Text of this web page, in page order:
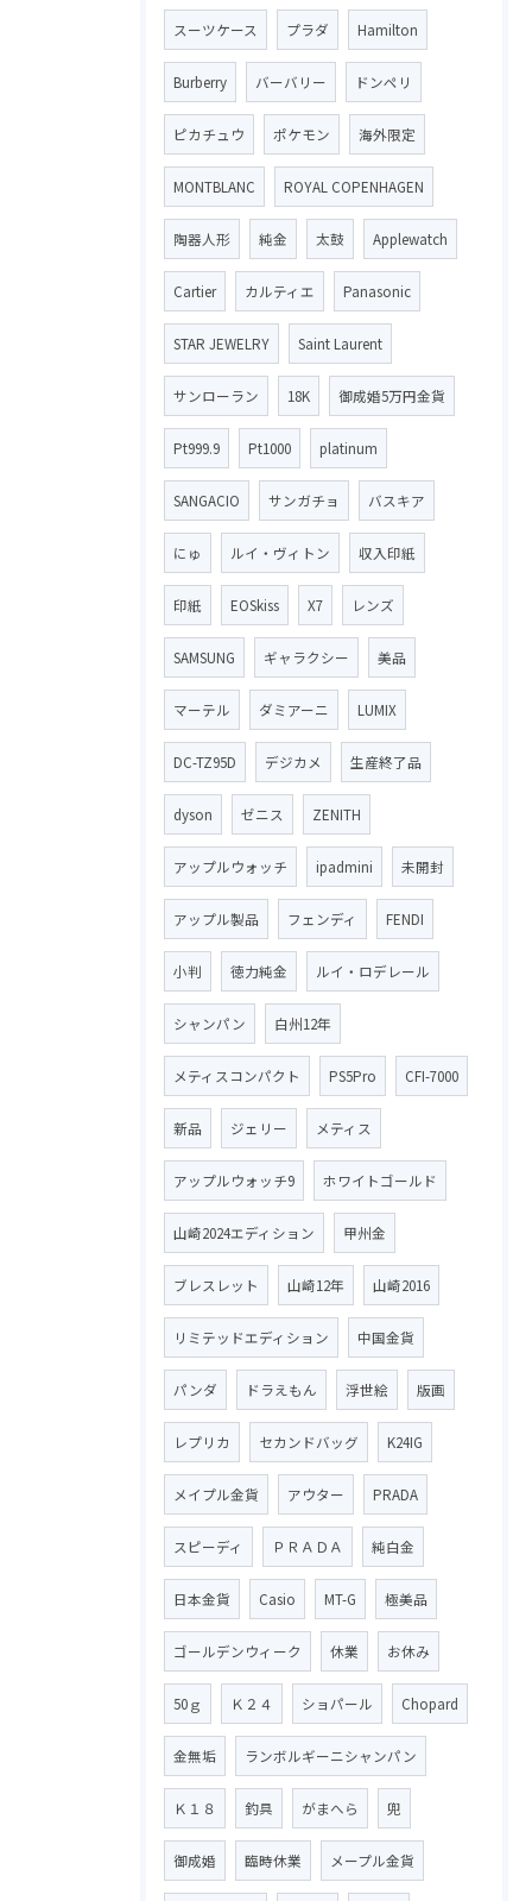
スーツケース プラダ Hamilton
Burberry バーバリー ドンペリ
ピカチュウ ポケモン 海外限定
MONTBLANC ROYAL COPENHAGEN
陶器人形 純金 太鼓 Applewatch
Cartier カルティエ Panasonic
STAR JEWELRY Saint Laurent
サンローラン 18K 御成婚5万円金貨
Pt999.9 Pt1000 platinum
SANGACIO サンガチョ バスキア
にゅ ルイ・ヴィトン 収入印紙
印紙 EOSkiss X7 レンズ
SAMSUNG ギャラクシー 美品
マーテル ダミアーニ LUMIX
DC-TZ95D デジカメ 生産終了品
dyson ゼニス ZENITH
アップルウォッチ ipadmini 未開封
アップル製品 フェンディ FENDI
小判 徳力純金 ルイ・ロデレール
シャンパン 白州12年
メティスコンパクト PS5Pro CFI-7000
新品 ジェリー メティス
アップルウォッチ9 ホワイトゴールド
山崎2024エディション 甲州金
ブレスレット 山崎12年 山崎2016
リミテッドエディション 中国金貨
パンダ ドラえもん 浮世絵 版画
レプリカ セカンドバッグ K24IG
メイプル金貨 アウター PRADA
スピーディ ＰＲＡＤＡ 純白金
日本金貨 Casio MT-G 極美品
ゴールデンウィーク 休業 お休み
50ｇ Ｋ２４ ショパール Chopard
金無垢 ランボルギーニシャンパン
Ｋ１８ 釣具 がまへら 兜
御成婚 臨時休業 メープル金貨